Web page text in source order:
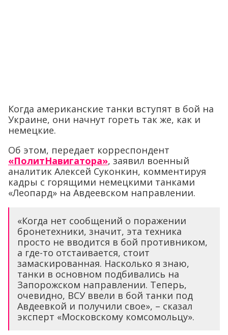
Когда американские танки вступят в бой на
Украине, они начнут гореть так же, как и
немецкие.
Об этом, передает корреспондент
«ПолитНавигатора», заявил военный
аналитик Алексей Суконкин, комментируя
кадры с горящими немецкими танками
«Леопард» на Авдеевском направлении.
«Когда нет сообщений о поражении
бронетехники, значит, эта техника
просто не вводится в бой противником,
а где-то отстаивается, стоит
замаскированная. Насколько я знаю,
танки в основном подбивались на
Запорожском направлении. Теперь,
очевидно, ВСУ ввели в бой танки под
Авдеевкой и получили свое», – сказал
эксперт «Московскому комсомольцу».